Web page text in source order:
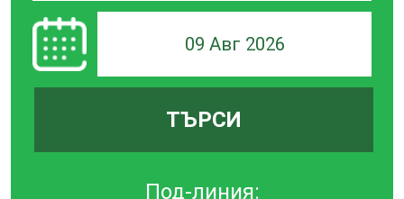
09 Авг 2026
ТЪРСИ
Под-линия: